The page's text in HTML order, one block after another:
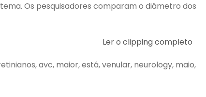
Os pesquisadores comparam o diâmetro dos
Ler o clipping completo
avc, maior, está, venular, neurology, maio,